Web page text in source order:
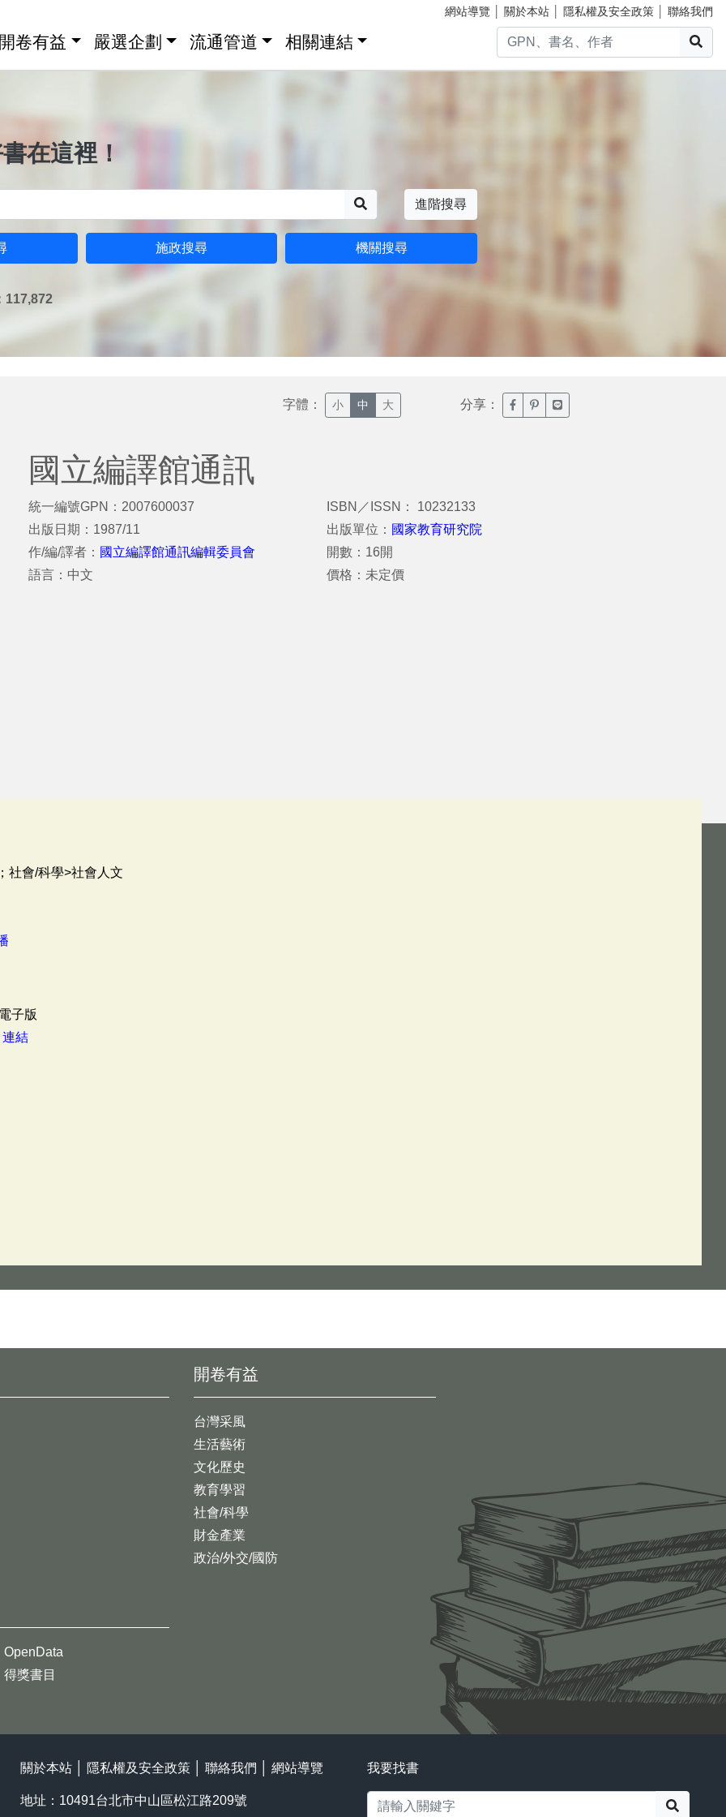
網站導覽 關於本站 隱私權及安全政策 聯絡我們
卷有益 嚴選企劃 流通管道 相關連結
在這裡！
進階搜尋
施政搜尋 機關搜尋
117,872
字體： 小 中 大 分享： 臉書分享(另開新視窗)
噗浪分享(另開新視窗)
Line分享(另開新視窗)
國立編譯館通訊
統一編號GPN：2007600037
出版日期：1987/11
作/編/譯者： 國立編譯館通訊編輯委員會
語言：中文
ISBN／ISSN： 10232133
出版單位： 國家教育研究院
開數：16開
價格：未定價
社會/科學>社會人文
子版
連結
開卷有益
台灣采風
生活藝術
文化歷史
教育學習
社會/科學
財金產業
政治/外交/國防
OpenData
得獎書目
關於本站 隱私權及安全政策 聯絡我們 網站導覽
地址：10491台北市中山區松江路209號
我要找書